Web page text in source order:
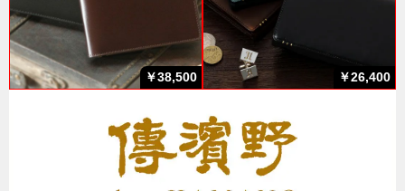
￥38,500 ￥26,400